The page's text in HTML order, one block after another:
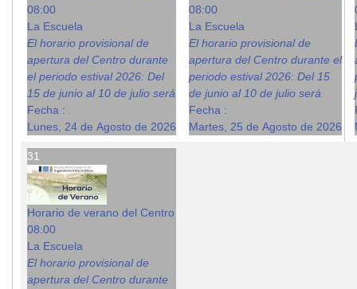
08:00
La Escuela
El horario provisional de
apertura del Centro durante
el periodo estival 2026: Del
15 de junio al 10 de julio será
Fecha :
Lunes, 24 de Agosto de 2026
08:00
La Escuela
El horario provisional de
apertura del Centro durante el
periodo estival 2026: Del 15
de junio al 10 de julio será
Fecha :
Martes, 25 de Agosto de 2026
31
Horario de verano del Centro
08:00
La Escuela
El horario provisional de
apertura del Centro durante